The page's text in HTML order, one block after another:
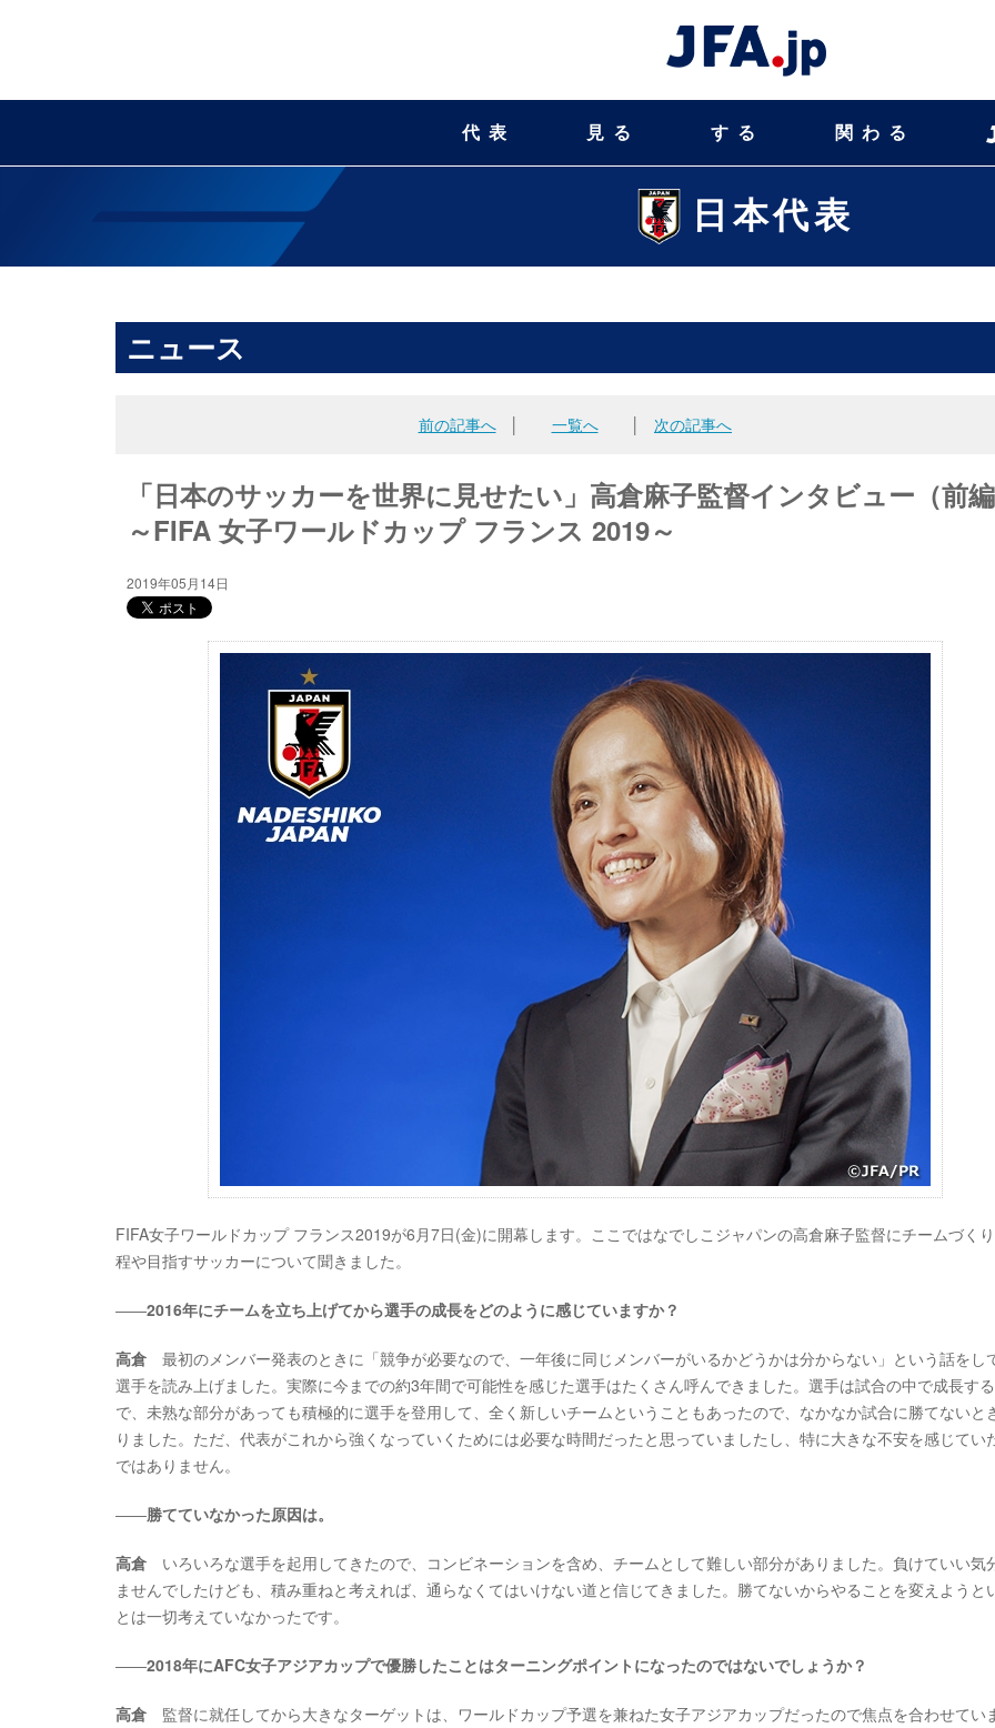
代表 見る する 関わる
日本代表
ニュース
前の記事へ│ 一覧へ 次の記事へ
「日本のサッカーを世界に見せたい」高倉麻子監督インタビュー（前
～FIFA 女子ワールドカップ フランス 2019～
2019年05月14日
FIFA女子ワールドカップ フランス2019が6月7日(金)に開幕します。ここではなでしこジャパンの高倉麻子監督にチームづく
程や目指すサッカーについて聞きました。
――2016年にチームを立ち上げてから選手の成長をどのように感じていますか？
高倉 最初のメンバー発表のときに「競争が必要なので、一年後に同じメンバーがいるかどうかは分からない」という話をし
選手を読み上げました。実際に今までの約3年間で可能性を感じた選手はたくさん呼んできました。選手は試合の中で成長す
で、未熟な部分があっても積極的に選手を登用して、全く新しいチームということもあったので、なかなか試合に勝てないと
りました。ただ、代表がこれから強くなっていくためには必要な時間だったと思っていましたし、特に大きな不安を感じてい
ではありません。
――勝てていなかった原因は。
高倉 いろいろな選手を起用してきたので、コンビネーションを含め、チームとして難しい部分がありました。負けていい気
ませんでしたけども、積み重ねと考えれば、通らなくてはいけない道と信じてきました。勝てないからやることを変えようと
とは一切考えていなかったです。
――2018年にAFC女子アジアカップで優勝したことはターニングポイントになったのではないでしょうか？
高倉 監督に就任してから大きなターゲットは、ワールドカップ予選を兼ねた女子アジアカップだったので焦点を合わせてい